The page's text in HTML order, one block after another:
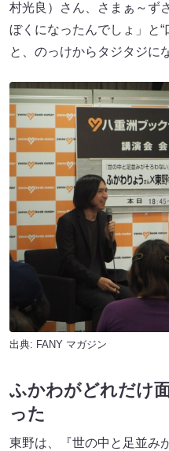
村光良）さん、さまぁ～ず
ぼくになったんでしょ」と“
と、のっけからタジタジに
出典: FANY マガジン
ふかわがどれだけ
った
東野は、『世の中と足並み